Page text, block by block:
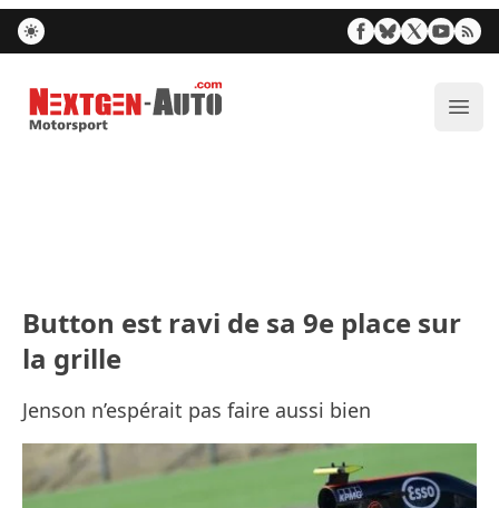
Nextgen-Auto.com
Button est ravi de sa 9e place sur
la grille
Jenson n’espérait pas faire aussi bien